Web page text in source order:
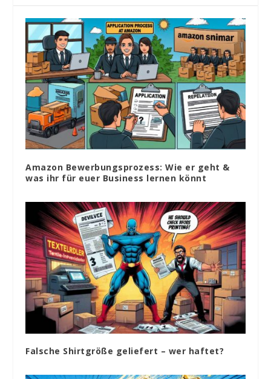
Amazon Bewerbungsprozess: Wie er geht &
was ihr für euer Business lernen könnt
Falsche Shirtgröße geliefert – wer haftet?